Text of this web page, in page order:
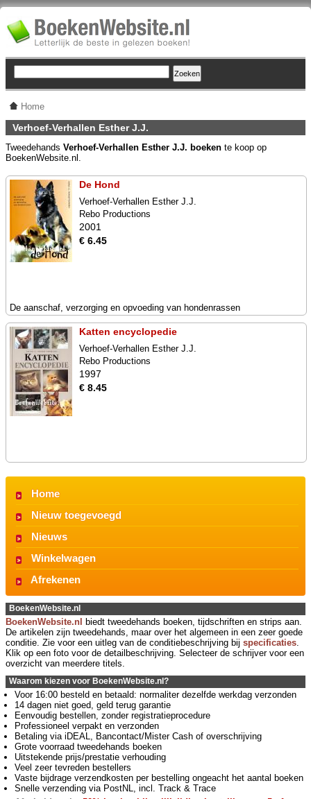
Home
Verhoef-Verhallen Esther J.J.
Tweedehands Verhoef-Verhallen Esther J.J. boeken te koop op
BoekenWebsite.nl.
De Hond
Verhoef-Verhallen Esther J.J.
Rebo Productions
2001
€ 6.45
De aanschaf, verzorging en opvoeding van hondenrassen
Katten encyclopedie
Verhoef-Verhallen Esther J.J.
Rebo Productions
1997
€ 8.45
Home
Nieuw toegevoegd
Nieuws
Winkelwagen
Afrekenen
BoekenWebsite.nl
BoekenWebsite.nl
biedt tweedehands boeken, tijdschriften en strips aan.
De artikelen zijn tweedehands, maar over het algemeen in een zeer goede
conditie. Zie voor een uitleg van de conditiebeschrijving bij specificaties.
Klik op een foto voor de detailbeschrijving. Selecteer de schrijver voor een
overzicht van meerdere titels.
Waarom kiezen voor BoekenWebsite.nl?
Voor 16:00 besteld en betaald: normaliter dezelfde werkdag verzonden
14 dagen niet goed, geld terug garantie
Eenvoudig bestellen, zonder registratieprocedure
Professioneel verpakt en verzonden
Betaling via iDEAL, Bancontact/Mister Cash of overschrijving
Grote voorraad tweedehands boeken
Uitstekende prijs/prestatie verhouding
Veel zeer tevreden bestellers
Vaste bijdrage verzendkosten per bestelling ongeacht het aantal boeken
Snelle verzending via PostNL, incl. Track & Trace